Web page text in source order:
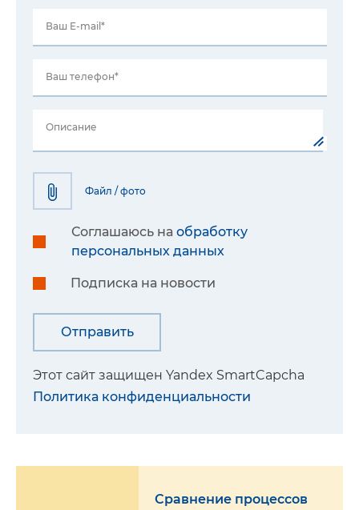
Ваш E-mail*
Ваш телефон*
Описание
Файл / фото
Соглашаюсь на обработку
персональных данных
Подписка на новости
Этот сайт защищен Yandex SmartCapcha
Политика конфиденциальности
Сравнение процессов